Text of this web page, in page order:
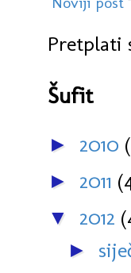
Pretplati
Šufit
► 2010
► 2011
▼ 2012
►